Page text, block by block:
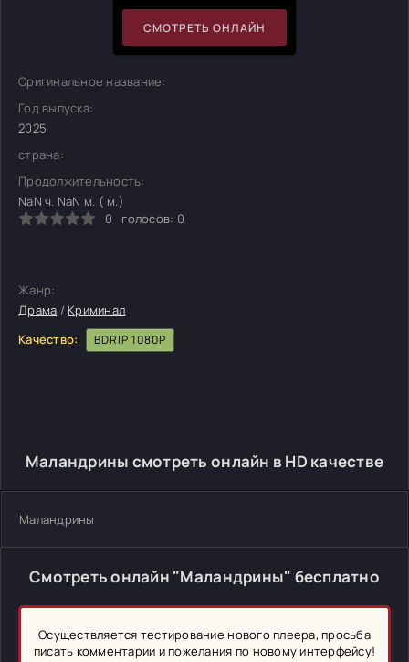
СМОТРЕТЬ ОНЛАЙН
Оригинальное название:
Год выпуска:
2025
страна:
Продолжительность:
NaN ч. NaN м. ( м.)
0
голосов: 0
Жанр:
Драма / Криминал
Качество:
BDRIP 1080P
Маландрины смотреть онлайн в HD качестве
Маландрины
Смотреть онлайн "Маландрины" бесплатно
Осуществляется тестирование нового плеера, просьба
писать комментарии и пожелания по новому интерфейсу!